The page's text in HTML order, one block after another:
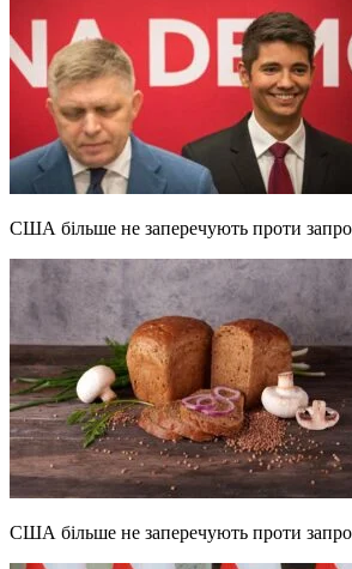
США більше не заперечують проти
США більше не заперечують проти